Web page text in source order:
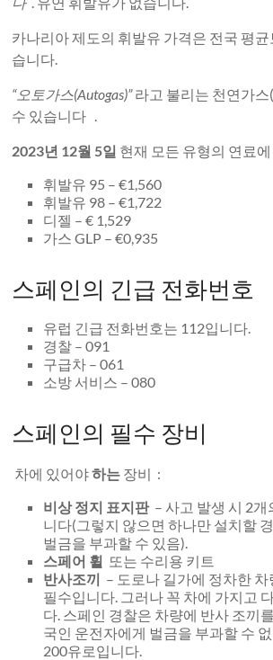
카나리아 제도의 휘발유 가격은 전국 평
습니다.
“오토가스(Autogas)”라고 불리는 천연가스
수 있습니다 .
2023년 12월 5일 현재 모든 유형의 연료
휘발유 95 – €1,560
휘발유 98 – €1,722
디젤 – € 1,529
가스 GLP – €0,935
스페인의 긴급 전화번호
유럽 ​​긴급 전화번호는 112입니다.
경찰 – 091
구급차 – 061
소방 서비스 – 080
스페인의 필수 장비
차에 있어야하는 장비 :
비상 정지 표지판– 사고 발생 시 2개
니다(그렇지 않으면 하나만 설치할
벌금을 부과할 수 있음).
스페어 휠 또는 수리용 키트
반사조끼 – 도로나 길가에 정차한
필수입니다. 그러나 꼭 차에 가지고
다. 스페인 경찰은 차량에 반사 조끼
국인 운전자에게 벌금을 부과할 수
200유로입니다.